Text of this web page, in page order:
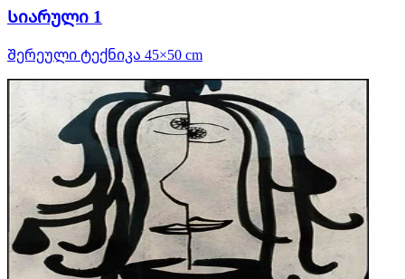
Სიარული 1
Შერეული ტექნიკა 45×50 cm